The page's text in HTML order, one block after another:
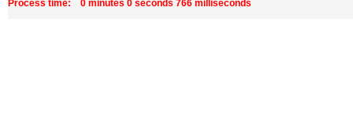
Process time: 0 minutes 0 seconds 766 milliseconds